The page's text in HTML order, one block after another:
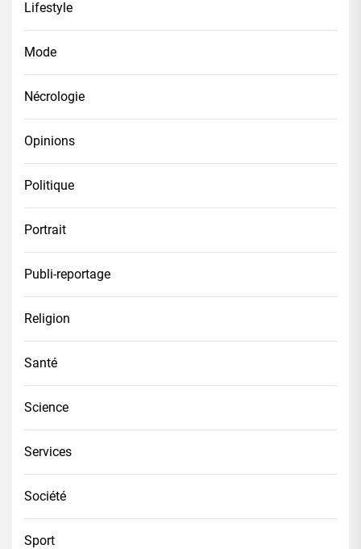
Lifestyle
Mode
Nécrologie
Opinions
Politique
Portrait
Publi-reportage
Religion
Santé
Science
Services
Société
Sport